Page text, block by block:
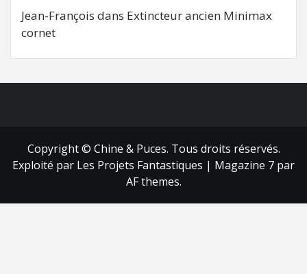
Jean-François dans Extincteur ancien Minimax
cornet
Copyright © Chine & Puces. Tous droits réservés.
Exploité par Les Projets Fantastiques | Magazine 7 par
AF themes.